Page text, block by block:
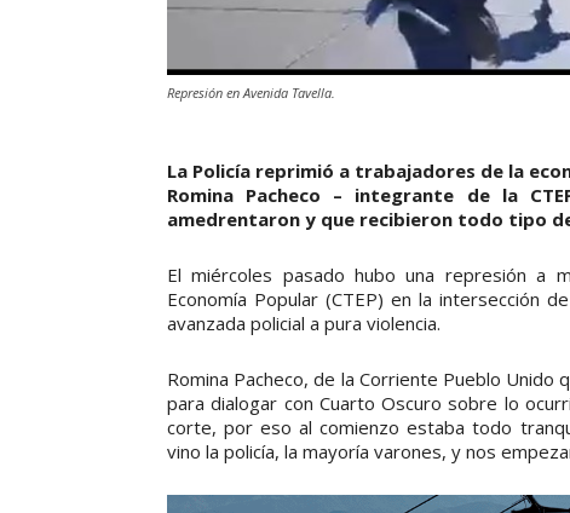
Represión en Avenida Tavella.
La Policía reprimió a trabajadores de la
Romina Pacheco – integrante de la
amedrentaron y que recibieron todo tipo
El miércoles pasado hubo una represión a
Economía Popular (CTEP) en la intersección
avanzada policial a pura violencia.
Romina Pacheco, de la Corriente Pueblo
para dialogar con Cuarto Oscuro sobre lo
corte, por eso al comienzo estaba todo
vino la policía, la mayoría varones, y nos